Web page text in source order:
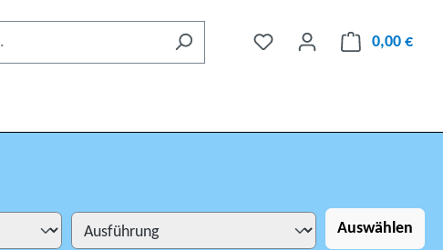
0,00 €
Auswählen